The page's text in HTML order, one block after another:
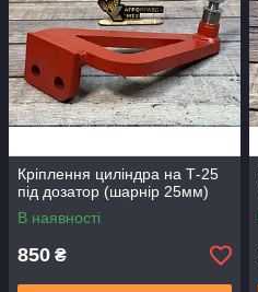
Кріплення циліндра на Т-25
під дозатор (шарнір 25мм)
В наявності
850 ₴